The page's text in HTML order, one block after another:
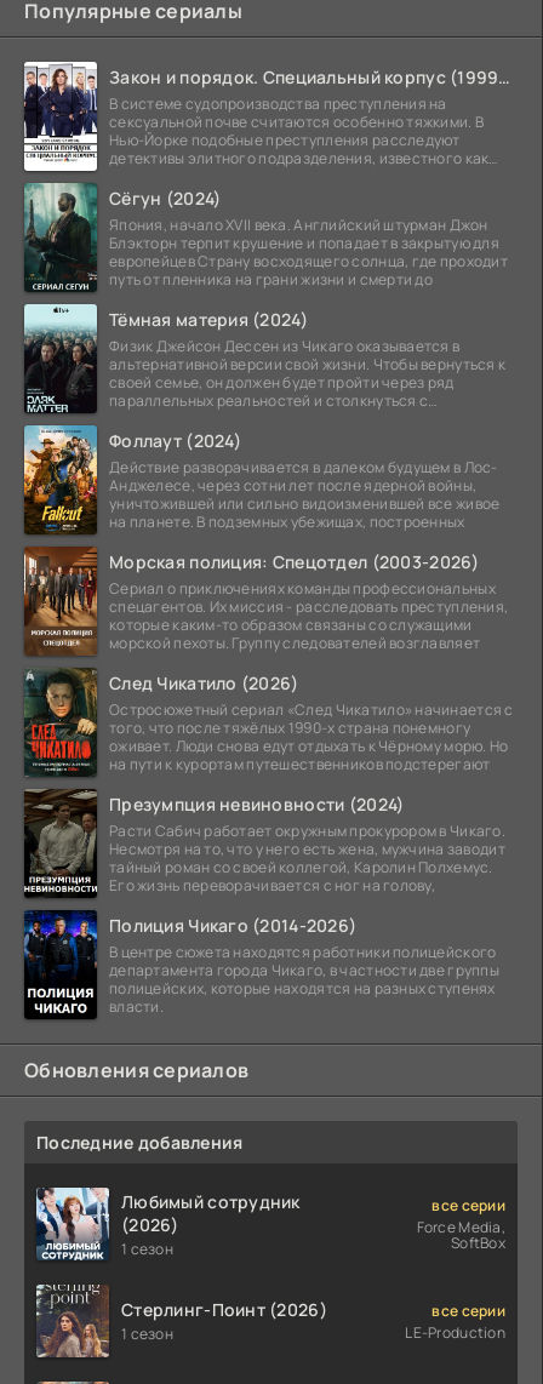
Популярные сериалы
Закон и порядок. Специальный корпус (1999-2026)
В системе судопроизводства преступления на
сексуальной почве считаются особенно тяжкими. В
Нью-Йорке подобные преступления расследуют
детективы элитного подразделения, известного как
Сёгун (2024)
Япония, начало XVII века. Английский штурман Джон
Блэкторн терпит крушение и попадает в закрытую для
европейцев Страну восходящего солнца, где проходит
путь от пленника на грани жизни и смерти до
Тёмная материя (2024)
Физик Джейсон Дессен из Чикаго оказывается в
альтернативной версии свой жизни. Чтобы вернуться к
своей семье, он должен будет пройти через ряд
параллельных реальностей и столкнуться с
Фоллаут (2024)
Действие разворачивается в далеком будущем в Лос-
Анджелесе, через сотни лет после ядерной войны,
уничтожившей или сильно видоизменившей все живое
на планете. В подземных убежищах, построенных
Морская полиция: Спецотдел (2003-2026)
Сериал о приключениях команды профессиональных
спецагентов. Их миссия - расследовать преступления,
которые каким-то образом связаны со служащими
морской пехоты. Группу следователей возглавляет
След Чикатило (2026)
Остросюжетный сериал «След Чикатило» начинается с
того, что после тяжёлых 1990-х страна понемногу
оживает. Люди снова едут отдыхать к Чёрному морю. Но
на пути к курортам путешественников подстерегают
Презумпция невиновности (2024)
Расти Сабич работает окружным прокурором в Чикаго.
Несмотря на то, что у него есть жена, мужчина заводит
тайный роман со своей коллегой, Каролин Полхемус.
Его жизнь переворачивается с ног на голову,
Полиция Чикаго (2014-2026)
В центре сюжета находятся работники полицейского
департамента города Чикаго, в частности две группы
полицейских, которые находятся на разных ступенях
власти.
Обновления сериалов
Последние добавления
Любимый сотрудник
(2026)
1 сезон
все серии
Force Media,
SoftBox
Стерлинг-Поинт (2026)
1 сезон
все серии
LE-Production